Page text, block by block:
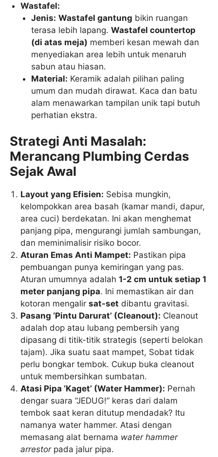
Wastafel:
Jenis: Wastafel gantung bikin ruangan
terasa lebih lapang.Wastafel countertop
(di atas meja) memberi kesan mewah dan
menyediakan area lebih untuk menaruh
sabun atau hiasan.
Material: Keramik adalah pilihan paling
umum dan mudah dirawat. Kaca dan batu
alam menawarkan tampilan unik tapi butuh
perhatian ekstra.
Strategi Anti Masalah:
Merancang Plumbing Cerdas
Sejak Awal
Layout yang Efisien: Sebisa mungkin,
kelompokkan area basah (kamar mandi, dapur,
area cuci) berdekatan. Ini akan menghemat
panjang pipa, mengurangi jumlah sambungan,
dan meminimalisir risiko bocor.
Aturan Emas Anti Mampet: Pastikan pipa
pembuangan punya kemiringan yang pas.
Aturan umumnya adalah1-2 cm untuk setiap 1
meter panjang pipa. Ini memastikan air dan
kotoran mengalirsat-set dibantu gravitasi.
Pasang ‘Pintu Darurat’ (Cleanout): Cleanout
adalah dop atau lubang pembersih yang
dipasang di titik-titik strategis (seperti belokan
tajam). Jika suatu saat mampet, Sobat tidak
perlu bongkar tembok. Cukup buka cleanout
untuk membersihkan sumbatan.
Atasi Pipa ‘Kaget’ (Water Hammer): Pernah
dengar suara “JEDUG!” keras dari dalam
tembok saat keran ditutup mendadak? Itu
namanya water hammer. Atasi dengan
memasang alat bernama water hammer
arrestorpada jalur pipa.